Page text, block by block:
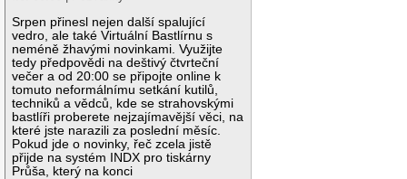
Srpen přinesl nejen další spalující
vedro, ale také Virtuální Bastlírnu s
neméně žhavými novinkami. Využijte
tedy předpovědi na deštivý čtvrteční
večer a od 20:00 se připojte online k
tomuto neformálnímu setkání kutilů,
techniků a vědců, kde se strahovskými
bastlíři proberete nejzajímavější věci, na
které jste narazili za poslední měsíc.
Pokud jde o novinky, řeč zcela jistě
přijde na systém INDX pro tiskárny
Průša, který na konci